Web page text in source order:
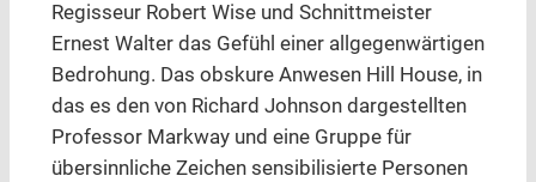
Regisseur Robert Wise und Schnittmeister
Ernest Walter das Gefühl einer allgegenwärtigen
Bedrohung. Das obskure Anwesen Hill House, in
das es den von Richard Johnson dargestellten
Professor Markway und eine Gruppe für
übersinnliche Zeichen sensibilisierte Personen